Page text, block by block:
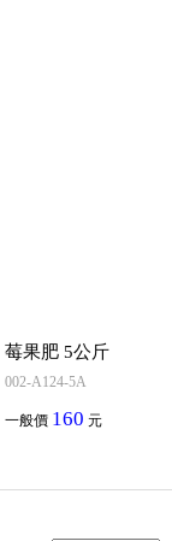
莓果肥 5公斤
002-A124-5A
一般價 160 元